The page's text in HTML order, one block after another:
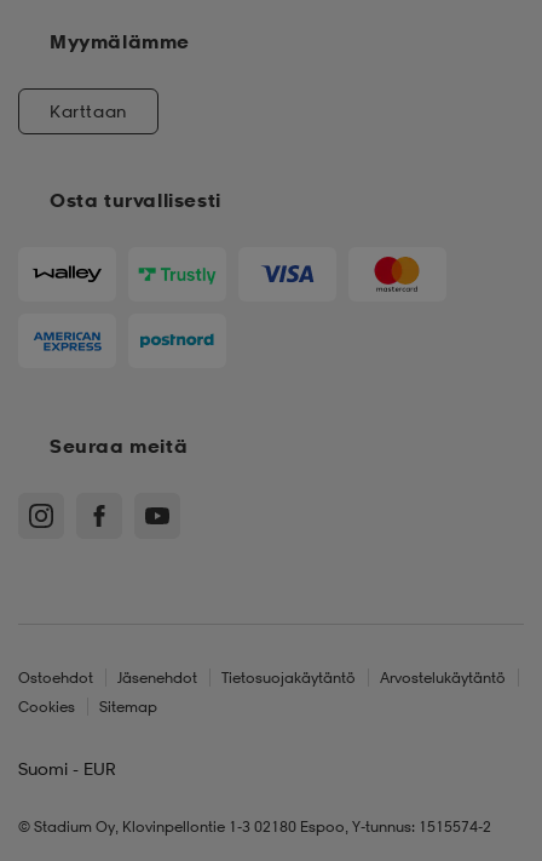
Osta turvallisesti
Myymälämme
Karttaan
Seuraa meitä
Ostoehdot Jäsenehdot Tietosuojakäytäntö
Arvostelukäytäntö
Cookies
Sitemap
Suomi - EUR
© Stadium Oy, Klovinpellontie 1-3 02180 Espoo, Y-tunnus: 1515574-2